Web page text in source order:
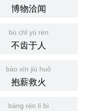
博物洽闻
bù chǐ yú rén
不齿于人
bào xīn jiù huǒ
抱薪救火
bàng rén lí bì